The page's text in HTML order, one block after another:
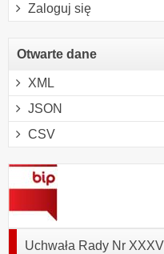
Zaloguj się
Otwarte dane
XML
JSON
CSV
Uchwała Rady Nr